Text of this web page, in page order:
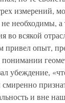
измерений,
необходимы, а
всякой
опыт,
убеждение,
и вне